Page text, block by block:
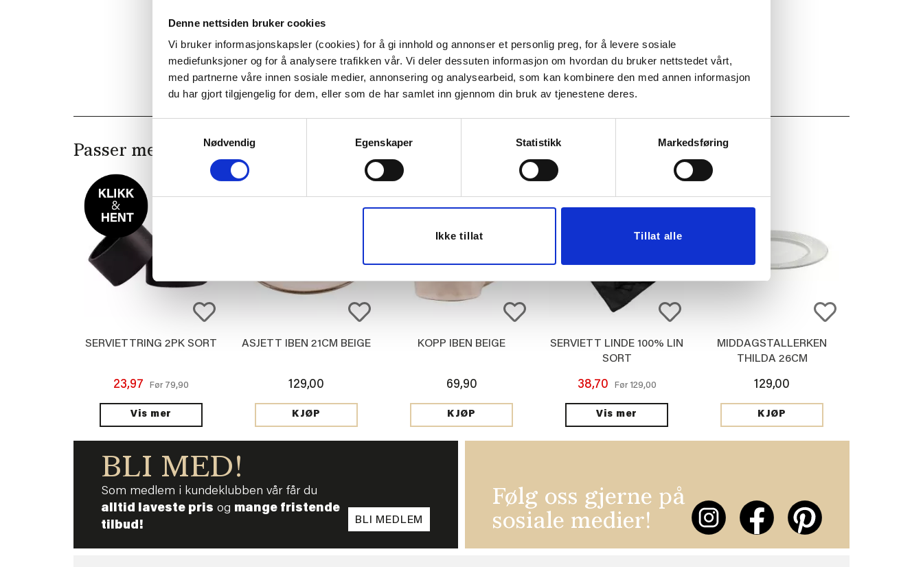
Denne nettsiden bruker cookies
Vi bruker informasjonskapsler (cookies) for å gi innhold og annonser et personlig preg, for å levere sosiale
mediefunksjoner og for å analysere trafikken vår. Vi deler dessuten informasjon om hvordan du bruker nettstedet vårt,
med partnerne våre innen sosiale medier, annonsering og analysearbeid, som kan kombinere den med annen informasjon
du har gjort tilgjengelig for dem, eller som de har samlet inn gjennom din bruk av tjenestene deres.
Nødvendig
Egenskaper Statistikk Markedsføring
Ikke tillat Tillat alle
Last ned bilde
Passer med
SERVIETTRING 2PK SORT
23,97 Før 79,90
Vis mer
ASJETT IBEN 21CM BEIGE
129,00
KJØP
KOPP IBEN BEIGE
69,90
KJØP
SERVIETT LINDE 100% LIN
SORT
38,70 Før 129,00
Vis mer
MIDDAGSTALLERKEN
THILDA 26CM
129,00
KJØP
BLI MED!
Som medlem i kundeklubben vår får du
alltid laveste pris og mange fristende
tilbud!
BLI MEDLEM
Følg oss gjerne på
sosiale medier!